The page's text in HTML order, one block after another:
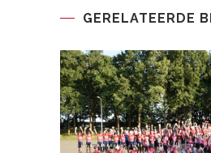
GERELATEERDE